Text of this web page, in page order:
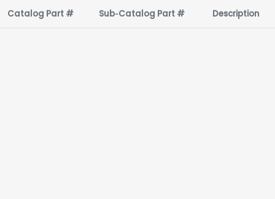
Catalog Part # Sub‑Catalog Part # Description